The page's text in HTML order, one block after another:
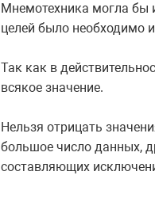
Мнемотехника могла бы
целей было необходимо
Так как в
всякое значение.
Нельзя отрицать
большое число данных,
составляющих